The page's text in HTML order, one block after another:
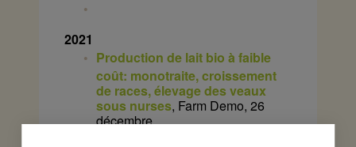
2021
Production de lait bio à faible
coût: monotraite, croissement
de races, élevage des veaux
sous nurses, Farm Demo, 26
décembre